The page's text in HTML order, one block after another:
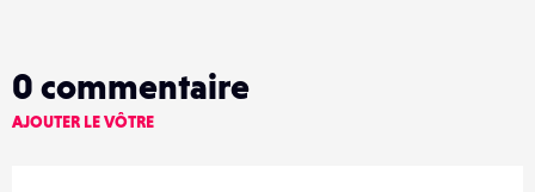
0 commentaire
AJOUTER LE VÔTRE